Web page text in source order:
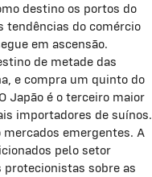
destino os portos do
tendências do comércio
em ascensão.
de metade das
e compra um quinto do
Japão é o terceiro maior
importadores de suínos.
mercados emergentes. A
pelo setor
sobre as